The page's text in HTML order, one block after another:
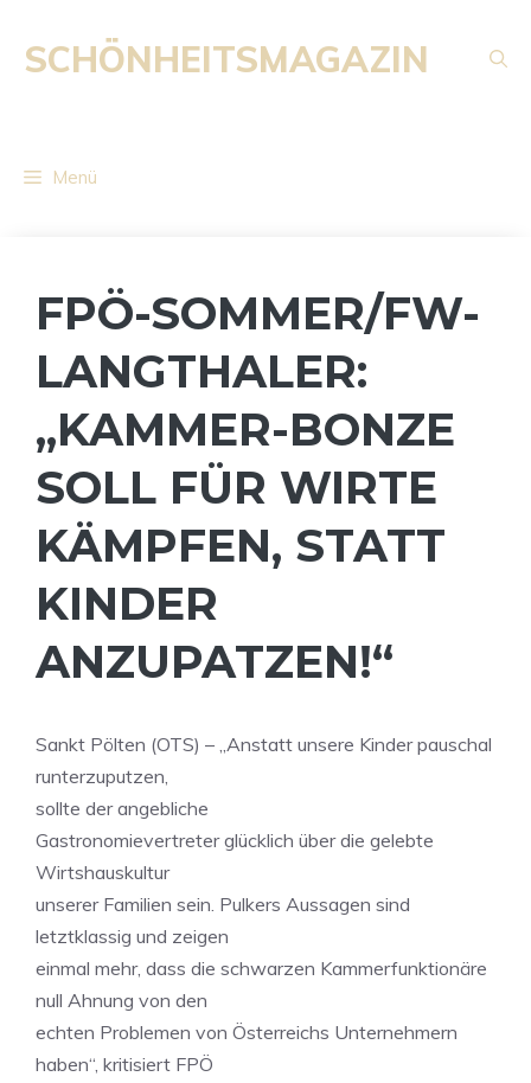
Inhalt
springen
SCHÖNHEITSMAGAZIN
Menü
FPÖ-SOMMER/FW-
LANGTHALER:
„KAMMER-BONZE
SOLL FÜR WIRTE
KÄMPFEN, STATT
KINDER
ANZUPATZEN!“
Sankt Pölten (OTS) – „Anstatt unsere Kinder pauschal
runterzuputzen,
sollte der angebliche
Gastronomievertreter glücklich über die gelebte
Wirtshauskultur
unserer Familien sein. Pulkers Aussagen sind
letztklassig und zeigen
einmal mehr, dass die schwarzen Kammerfunktionäre
null Ahnung von den
echten Problemen von Österreichs Unternehmern
haben“, kritisiert FPÖ